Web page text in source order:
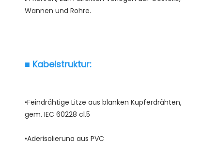
•Feindrähtige Litze aus blanken Kupferdrähten,